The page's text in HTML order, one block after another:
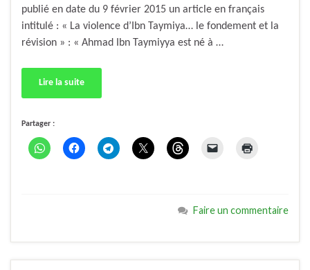
publié en date du 9 février 2015 un article en français
intitulé : « La violence d’Ibn Taymiya… le fondement et la
révision » : « Ahmad Ibn Taymiyya est né à …
Lire la suite
Partager :
Faire un commentaire